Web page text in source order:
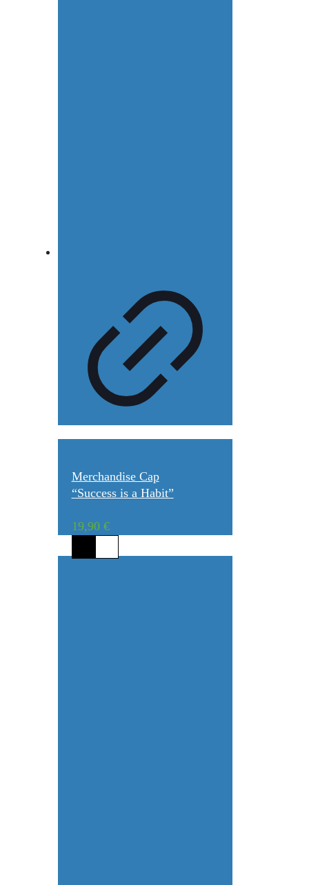
Merchandise Cap
“Success is a Habit”
19,90 €